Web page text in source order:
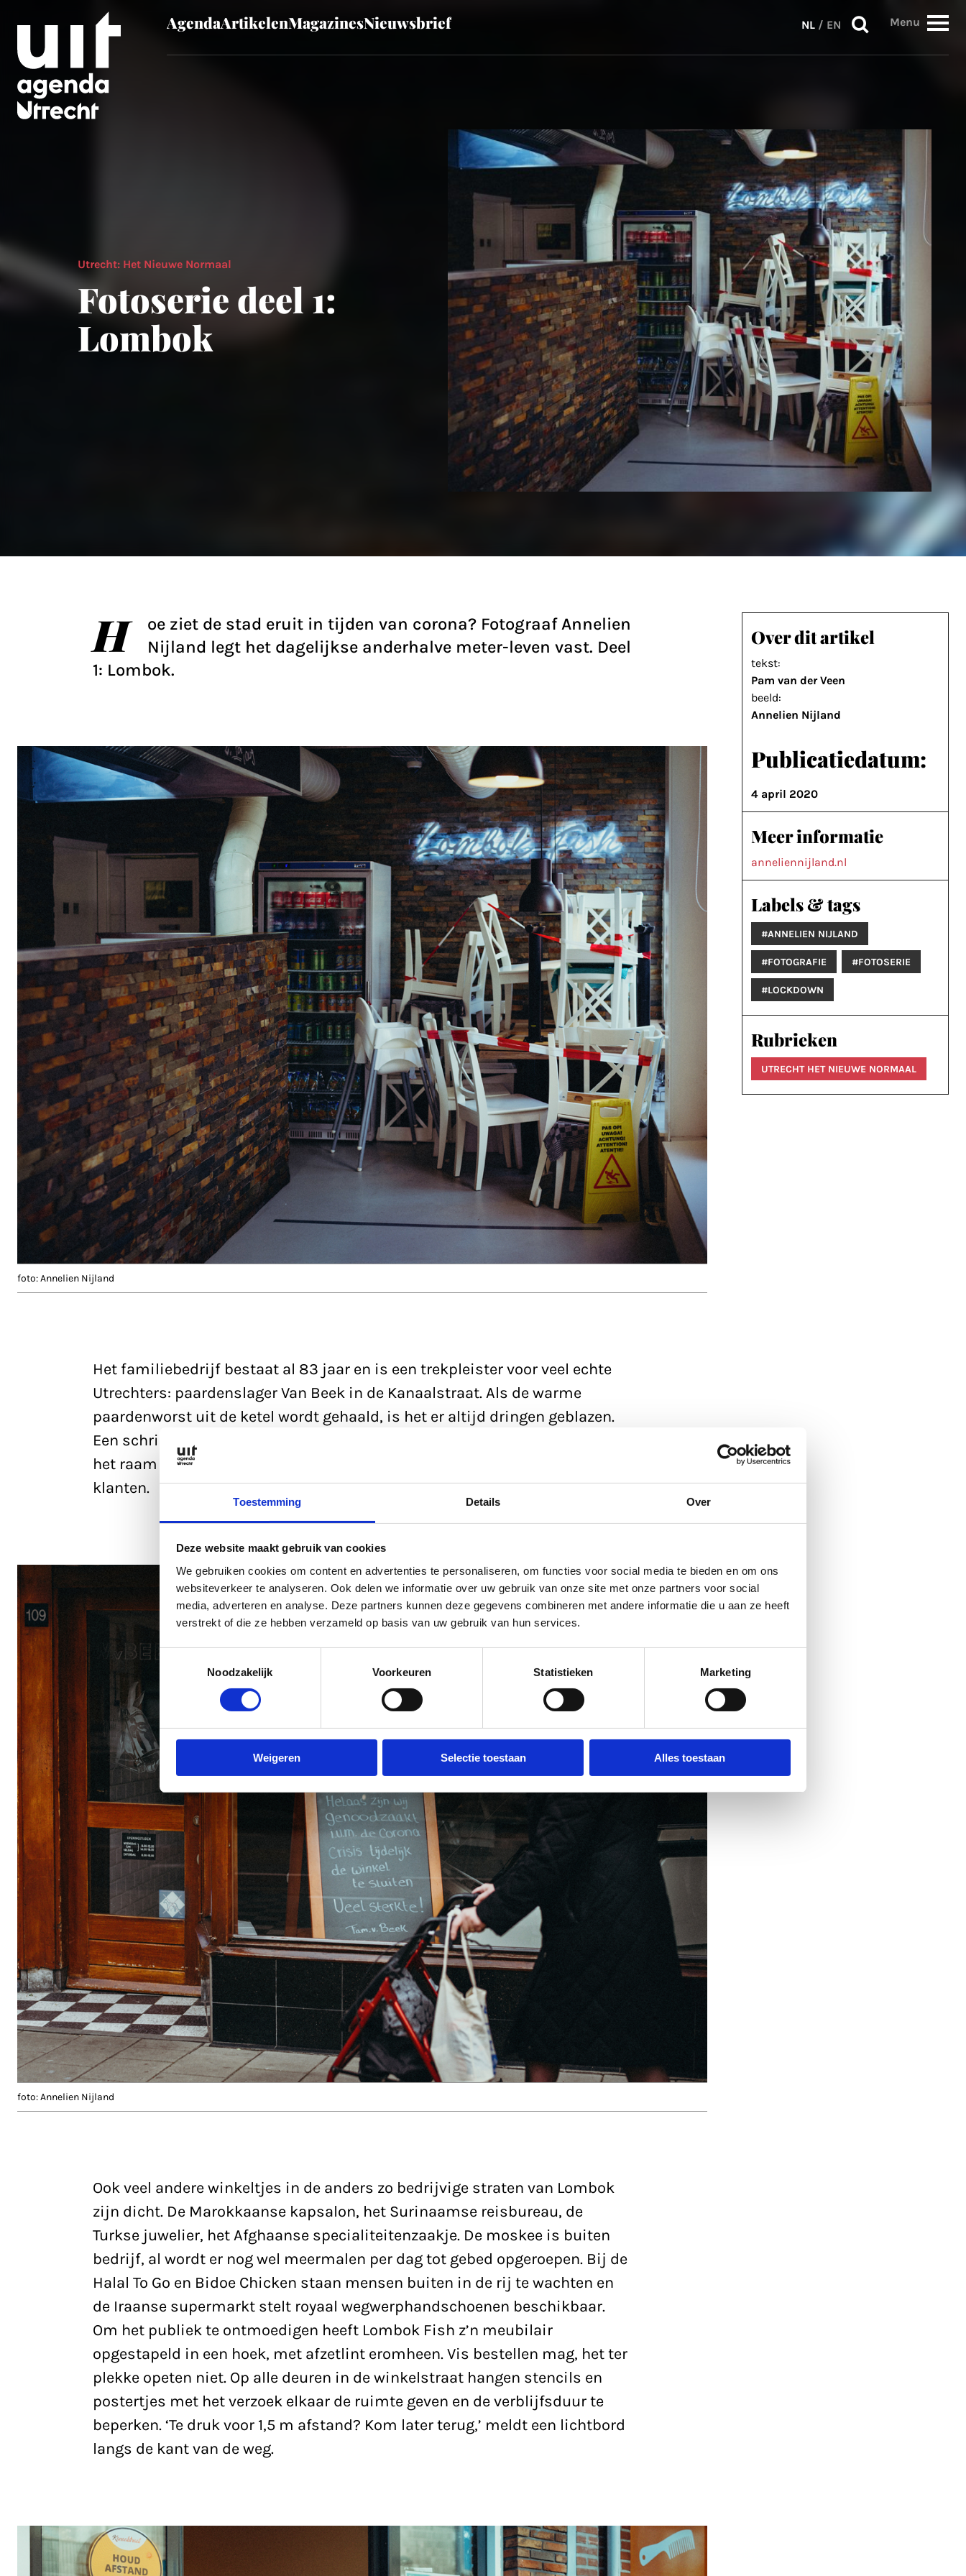
Toestemming Details Over
Deze website maakt gebruik van cookies
We gebruiken cookies om content en advertenties te personaliseren, om functies voor social media te bieden en om ons
websiteverkeer te analyseren. Ook delen we informatie over uw gebruik van onze site met onze partners voor social
media, adverteren en analyse. Deze partners kunnen deze gegevens combineren met andere informatie die u aan ze heeft
verstrekt of die ze hebben verzameld op basis van uw gebruik van hun services.
Noodzakelijk
Voorkeuren Statistieken Marketing
Weigeren Selectie toestaan Alles toestaan
Skip to main content AgendaArtikelenMagazinesNieuwsbrief NL / EN Menu
Utrecht: Het Nieuwe Normaal
Fotoserie deel 1:
Lombok
H
oe ziet de stad eruit in tijden van corona? Fotograaf Annelien
Nijland legt het dagelijkse anderhalve meter-leven vast. Deel
1: Lombok.
foto: Annelien Nijland
Het familiebedrijf bestaat al 83 jaar en is een trekpleister voor veel echte
Utrechters: paardenslager Van Beek in de Kanaalstraat. Als de warme
paardenworst uit de ketel wordt gehaald, is het er altijd dringen geblazen.
Een schril contrast met nu: de gesloten winkel staat er verlaten bij, achter
het raam een krijtbord met excuus en een sterktewens voor de trouwe
klanten.
foto: Annelien Nijland
Ook veel andere winkeltjes in de anders zo bedrijvige straten van Lombok
zijn dicht. De Marokkaanse kapsalon, het Surinaamse reisbureau, de
Turkse juwelier, het Afghaanse specialiteitenzaakje. De moskee is buiten
bedrijf, al wordt er nog wel meermalen per dag tot gebed opgeroepen. Bij de
Halal To Go en Bidoe Chicken staan mensen buiten in de rij te wachten en
de Iraanse supermarkt stelt royaal wegwerphandschoenen beschikbaar.
Om het publiek te ontmoedigen heeft Lombok Fish z’n meubilair
opgestapeld in een hoek, met afzetlint eromheen. Vis bestellen mag, het ter
plekke opeten niet. Op alle deuren in de winkelstraat hangen stencils en
postertjes met het verzoek elkaar de ruimte geven en de verblijfsduur te
beperken. ‘Te druk voor 1,5 m afstand? Kom later terug,’ meldt een lichtbord
langs de kant van de weg.
Over dit artikel
tekst:
Pam van der Veen
beeld:
Annelien Nijland
Publicatiedatum:
4 april 2020
Meer informatie
anneliennijland.nl
Labels & tags
#ANNELIEN NIJLAND
#FOTOGRAFIE #FOTOSERIE
#LOCKDOWN
Rubrieken
UTRECHT HET NIEUWE NORMAAL